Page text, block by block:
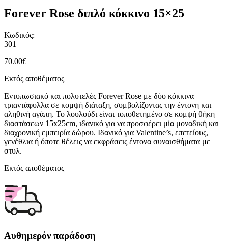
Forever Rose διπλό κόκκινο 15×25
Κωδικός:
301
70.00€
Εκτός αποθέματος
Εντυπωσιακό και πολυτελές Forever Rose με δύο κόκκινα
τριαντάφυλλα σε κομψή διάταξη, συμβολίζοντας την έντονη και
αληθινή αγάπη. Το λουλούδι είναι τοποθετημένο σε κομψή θήκη
διαστάσεων 15x25cm, ιδανικό για να προσφέρει μία μοναδική και
διαχρονική εμπειρία δώρου. Ιδανικό για Valentine’s, επετείους,
γενέθλια ή όποτε θέλεις να εκφράσεις έντονα συναισθήματα με
στυλ.
Εκτός αποθέματος
Αυθημερόν παράδοση